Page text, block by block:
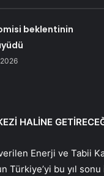
beklentinin
HALİNE
Enerji ve Tabii
Türkiye’yi bu yıl